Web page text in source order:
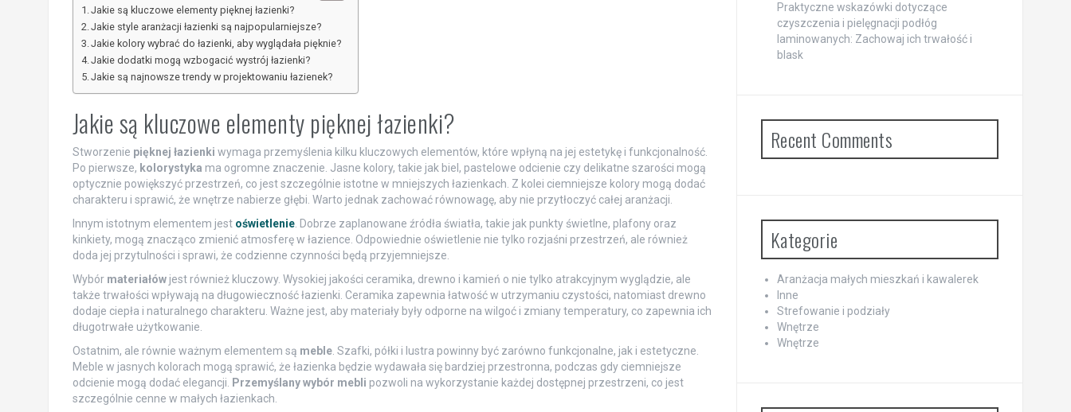
Jakie są kluczowe elementy pięknej łazienki?
Jakie style aranżacji łazienki są najpopularniejsze?
Jakie kolory wybrać do łazienki, aby wyglądała pięknie?
Jakie dodatki mogą wzbogacić wystrój łazienki?
Jakie są najnowsze trendy w projektowaniu łazienek?
Jakie są kluczowe elementy pięknej łazienki?
Stworzenie pięknej łazienki wymaga przemyślenia kilku kluczowych elementów, które wpłyną na jej estetykę i funkcjonalność.
Po pierwsze, kolorystyka ma ogromne znaczenie. Jasne kolory, takie jak biel, pastelowe odcienie czy delikatne szarości mogą
optycznie powiększyć przestrzeń, co jest szczególnie istotne w mniejszych łazienkach. Z kolei ciemniejsze kolory mogą dodać
charakteru i sprawić, że wnętrze nabierze głębi. Warto jednak zachować równowagę, aby nie przytłoczyć całej aranżacji.
Innym istotnym elementem jest oświetlenie. Dobrze zaplanowane źródła światła, takie jak punkty świetlne, plafony oraz
kinkiety, mogą znacząco zmienić atmosferę w łazience. Odpowiednie oświetlenie nie tylko rozjaśni przestrzeń, ale również
doda jej przytulności i sprawi, że codzienne czynności będą przyjemniejsze.
Wybór materiałówjest również kluczowy. Wysokiej jakości ceramika, drewno i kamień o nie tylko atrakcyjnym wyglądzie, ale
także trwałości wpływają na długowieczność łazienki. Ceramika zapewnia łatwość w utrzymaniu czystości, natomiast drewno
dodaje ciepła i naturalnego charakteru. Ważne jest, aby materiały były odporne na wilgoć i zmiany temperatury, co zapewnia ich
długotrwałe użytkowanie.
Ostatnim, ale równie ważnym elementem są meble. Szafki, półki i lustra powinny być zarówno funkcjonalne, jak i estetyczne.
Meble w jasnych kolorach mogą sprawić, że łazienka będzie wydawała się bardziej przestronna, podczas gdy ciemniejsze
odcienie mogą dodać elegancji.
Przemyślany wybór mebli pozwoli na wykorzystanie każdej dostępnej przestrzeni, co jest
szczególnie cenne w małych łazienkach.
Praktyczne wskazówki dotyczące
czyszczenia i pielęgnacji podłóg
laminowanych: Zachowaj ich trwałość i
blask
Recent Comments
Kategorie
Aranżacja małych mieszkań i kawalerek
Inne
Strefowanie i podziały
Wnętrze
Wnętrze